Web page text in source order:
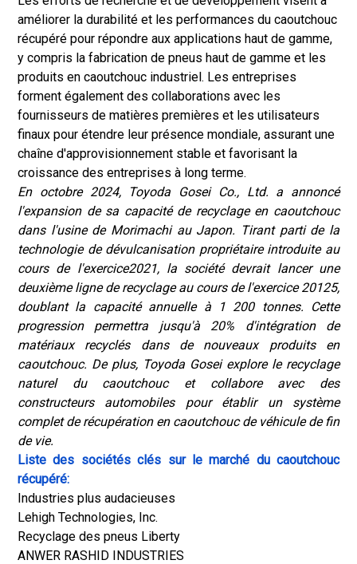
améliorer la durabilité et les performances du caoutchouc
récupéré pour répondre aux applications haut de gamme,
y compris la fabrication de pneus haut de gamme et les
produits en caoutchouc industriel. Les entreprises
forment également des collaborations avec les
fournisseurs de matières premières et les utilisateurs
finaux pour étendre leur présence mondiale, assurant une
chaîne d'approvisionnement stable et favorisant la
croissance des entreprises à long terme.
En octobre 2024, Toyoda Gosei Co., Ltd. a annoncé
l'expansion de sa capacité de recyclage en caoutchouc
dans l'usine de Morimachi au Japon. Tirant parti de la
technologie de dévulcanisation propriétaire introduite au
cours de l'exercice2021, la société devrait lancer une
deuxième ligne de recyclage au cours de l'exercice 20125,
doublant la capacité annuelle à 1 200 tonnes. Cette
progression permettra jusqu'à 20% d'intégration de
matériaux recyclés dans de nouveaux produits en
caoutchouc. De plus, Toyoda Gosei explore le recyclage
naturel du caoutchouc et collabore avec des
constructeurs automobiles pour établir un système
complet de récupération en caoutchouc de véhicule de fin
de vie.
Liste des sociétés clés sur le marché du caoutchouc
récupéré:
Industries plus audacieuses
Lehigh Technologies, Inc.
Recyclage des pneus Liberty
ANWER RASHID INDUSTRIES